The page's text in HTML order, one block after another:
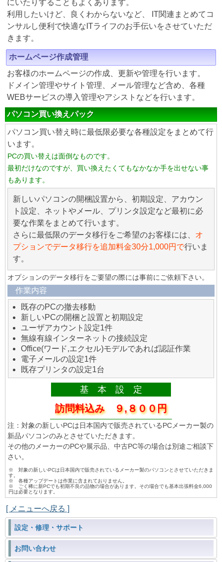
にいたりすることもよくあります。
利用したいけど、良くわからないなど、 IT関連まとめてコ
ンサルし便利で快適なITライフのお手伝いをさせていただ
きます。
ホームページ作成管理
お客様のホームページの作成、更新や管理を行います。
ドメイン管理やサイト管理、メール管理など含め、各種
WEBサービスの導入管理やアシストなどを行います。
パソコン買い換えパック
パソコン買い替え時に最低限必要な各種設定をまとめて行
います。
PCの買い替えは面倒なものです。
最初だけなのですが、買い換えたくてもなかなか手を出せない事
もあります。
新しいパソコンの開梱設置から、初期設定、アカウン
ト設定、ネットやメール、プリンタ設定など最初に必
要な作業をまとめて行います。
さらに最低限のデータ移行をご希望のお客様には、 オ
プションでデータ移行を追加料金30分1,000円で行いま
す。
オプションのデータ移行をご要望の際には事前にご依頼下さい。
作業内容
既存のPCの撤去移動
新しいPCの開梱と設置と初期設定
ユーザアカウント設定1件
無線有線インターネットの接続設定
Office(ワード,エクセル)モデルであれば認証作業
電子メールの設定1件
既存プリンタの設定1台
基 本 設 定
訪問料込み ９,８００円
注：対象の新しいPCは日本国内で販売されているPCメーカー製の
新品パソコンのみとさせていただきます。
その他のメーカーのPCや展示品、中古PC等の場合は別途ご相談下
さい。
※ 対象の新しいPCは日本国内で販売されているメーカー製のパソコンとさせていただきま
す。
※ 各種アップデートは作業に含まれておりません。
※ ごく稀に新PCでも初期不良の品物の場合があります。その場合でも基本出張料金6,000
円は必要となります。
[ メニューへ戻る ]
設定・修理・サポート
お問い合わせ